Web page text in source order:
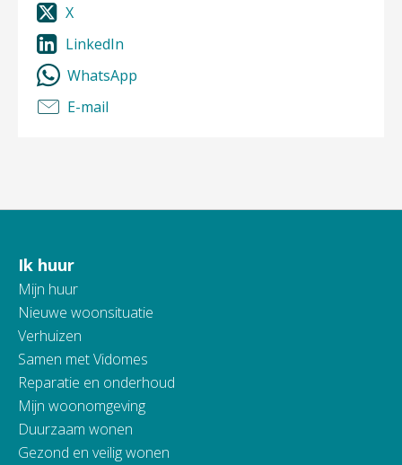
X
LinkedIn
WhatsApp
E-mail
Contactinformatie
Ik huur
Mijn huur
Nieuwe woonsituatie
Verhuizen
Samen met Vidomes
Reparatie en onderhoud
Mijn woonomgeving
Duurzaam wonen
Gezond en veilig wonen